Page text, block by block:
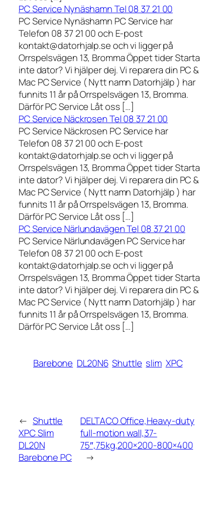
PC Service Nynäshamn Tel 08 37 21 00
PC Service Nynäshamn PC Service har
Telefon 08 37 21 00 och E-post
kontakt@datorhjalp.se och vi ligger på
Orrspelsvägen 13, Bromma Öppet tider Starta
inte dator? Vi hjälper dej. Vi reparera din PC &
Mac PC Service ( Nytt namn Datorhjälp ) har
funnits 11 år på Orrspelsvägen 13, Bromma.
Därför PC Service Låt oss […]
PC Service Näckrosen Tel 08 37 21 00
PC Service Näckrosen PC Service har
Telefon 08 37 21 00 och E-post
kontakt@datorhjalp.se och vi ligger på
Orrspelsvägen 13, Bromma Öppet tider Starta
inte dator? Vi hjälper dej. Vi reparera din PC &
Mac PC Service ( Nytt namn Datorhjälp ) har
funnits 11 år på Orrspelsvägen 13, Bromma.
Därför PC Service Låt oss […]
PC Service Närlundavägen Tel 08 37 21 00
PC Service Närlundavägen PC Service har
Telefon 08 37 21 00 och E-post
kontakt@datorhjalp.se och vi ligger på
Orrspelsvägen 13, Bromma Öppet tider Starta
inte dator? Vi hjälper dej. Vi reparera din PC &
Mac PC Service ( Nytt namn Datorhjälp ) har
funnits 11 år på Orrspelsvägen 13, Bromma.
Därför PC Service Låt oss […]
Barebone DL20N6 Shuttle slim XPC
← Shuttle
XPC Slim
DL20N
Barebone PC
DELTACO Office,Heavy-duty
full-motion wall,37-
75″,75kg,200×200-800×400
→